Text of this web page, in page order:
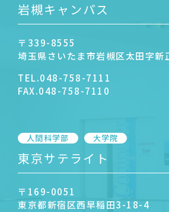
岩槻キャンパス
〒339-8555
埼玉県さいたま市岩槻区太田字
TEL.048-758-7111
FAX.048-758-7110
人間科学部 大学院
東京サテライト
〒169-0051
東京都新宿区西早稲田3-18-4